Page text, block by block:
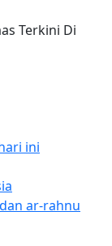
Terkini Di
ini
ar-rahnu